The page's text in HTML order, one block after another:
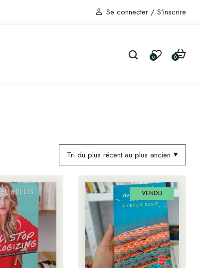
Se connecter / S'inscrire
0 0
Tri du plus récent au plus ancien
VENDU